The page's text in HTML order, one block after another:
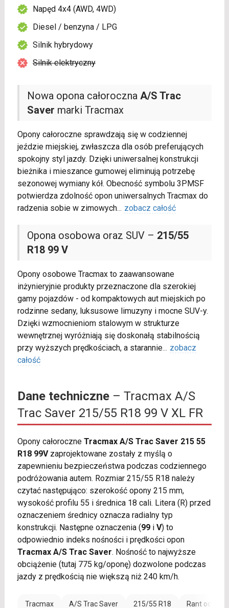
Nowa opona całoroczna A/S Trac
Saver marki Tracmax
Opony całoroczne sprawdzają się w codziennej
jeździe miejskiej, zwłaszcza dla osób preferujących
spokojny styl jazdy. Dzięki uniwersalnej konstrukcji
bieżnika i mieszance gumowej eliminują potrzebę
sezonowej wymiany kół. Obecność symbolu 3PMSF
potwierdza zdolność opon uniwersalnych Tracmax do
radzenia sobie w zimowych... zobacz całość
Opona osobowa oraz SUV – 215/55
R18 99 V
Opony osobowe Tracmax to zaawansowane
inżynieryjnie produkty przeznaczone dla szerokiej
gamy pojazdów - od kompaktowych aut miejskich po
rodzinne sedany, luksusowe limuzyny i mocne SUV-y.
Dzięki wzmocnieniom stalowym w strukturze
wewnętrznej wyróżniają się doskonałą stabilnością
przy wyższych prędkościach, a starannie... zobacz
całość
Napęd 4x4 (AWD, 4WD)
Diesel / benzyna / LPG
Silnik hybrydowy
Silnik elektryczny
Dane techniczne– Tracmax A/S
Trac Saver 215/55 R18 99 V XL FR
Opony całoroczne Tracmax A/S Trac Saver 215 55
R18 99Vzaprojektowane zostały z myślą o
zapewnieniu bezpieczeństwa podczas codziennego
podróżowania autem. Rozmiar 215/55 R18 należy
czytać następująco: szerokość opony 215 mm,
wysokość profilu 55 i średnica 18 cali. Litera (R) przed
oznaczeniem średnicy oznacza radialny typ
konstrukcji. Następne oznaczenia (99i V) to
odpowiednio indeks nośności i prędkości opon
Tracmax A/S Trac Saver. Nośność to najwyższe
obciążenie (tutaj 775 kg/oponę) dozwolone podczas
jazdy z prędkością nie większą niż 240 km/h.
Tracmax A/S Trac Saver 215/55 R18 Rant